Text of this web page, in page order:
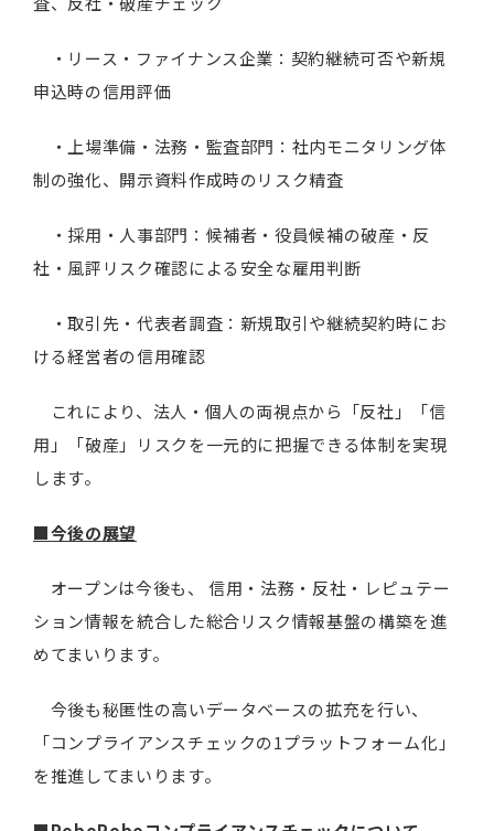
・リース・ファイナンス企業：契約継続可否や新規
申込時の信用評価
・上場準備・法務・監査部門：社内モニタリング体
制の強化、開示資料作成時のリスク精査
・採用・人事部門：候補者・役員候補の破産・反
社・風評リスク確認による安全な雇用判断
・取引先・代表者調査：新規取引や継続契約時にお
ける経営者の信用確認
これにより、法人・個人の両視点から「反社」「信
用」「破産」リスクを一元的に把握できる体制を実現
します。
■今後の展望
オープンは今後も、 信用・法務・反社・レピュテー
ション情報を統合した総合リスク情報基盤の構築を進
めてまいります。
今後も秘匿性の高いデータベースの拡充を行い、
「コンプライアンスチェックの1プラットフォーム化」
を推進してまいります。